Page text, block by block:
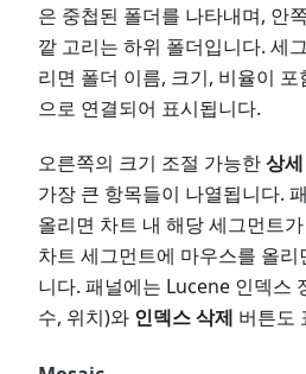
은 중첩된 폴더를 나타내며, 안
깥 고리는 하위 폴더입니다. 세
리면 폴더 이름, 크기, 비율이
으로 연결되어 표시됩니다.
오른쪽의 크기 조절 가능한상
가장 큰 항목들이 나열됩니다.
올리면 차트 내 해당 세그먼트
차트 세그먼트에 마우스를 올
니다. 패널에는 Lucene 인덱스
수, 위치)와 인덱스 삭제 버튼도